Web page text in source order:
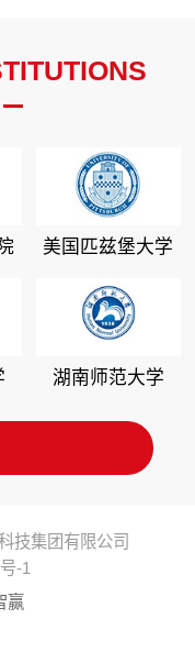
美国匹兹堡大学
湖南师范大学
技集团有限公司
-1
赢